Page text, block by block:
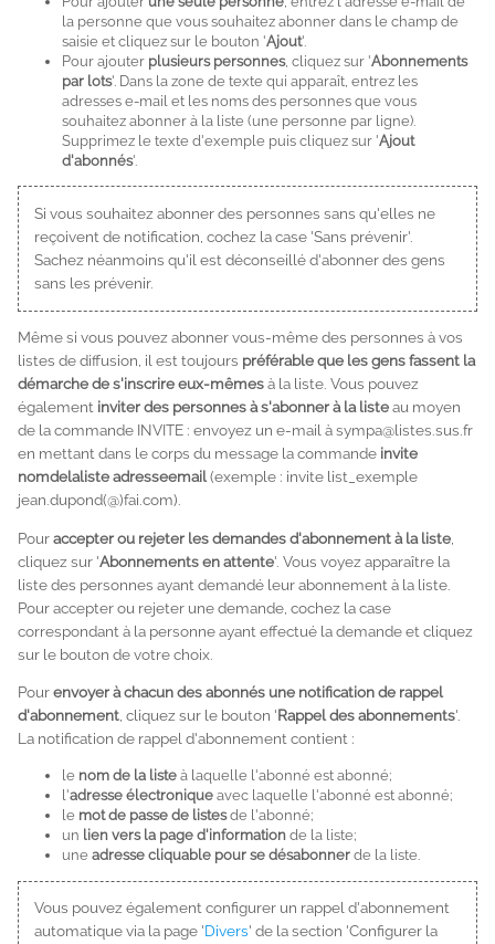
la personne que vous souhaitez abonner dans le champ de
saisie et cliquez sur le bouton 'Ajout'.
Pour ajouter plusieurs personnes, cliquez sur 'Abonnements
par lots'. Dans la zone de texte qui apparaît, entrez les
adresses e-mail et les noms des personnes que vous
souhaitez abonner à la liste (une personne par ligne).
Supprimez le texte d'exemple puis cliquez sur 'Ajout
d'abonnés'.
Si vous souhaitez abonner des personnes sans qu'elles ne
reçoivent de notification, cochez la case 'Sans prévenir'.
Sachez néanmoins qu'il est déconseillé d'abonner des gens
sans les prévenir.
Même si vous pouvez abonner vous-même des personnes à vos
listes de diffusion, il est toujours préférable que les gens fassent la
démarche de s'inscrire eux-mêmesà la liste. Vous pouvez
également inviter des personnes à s'abonner à la listeau moyen
de la commande INVITE : envoyez un e-mail à sympa@listes.sus.fr
en mettant dans le corps du message la commande invite
nomdelaliste adresseemail(exemple : invite list_exemple
jean.dupond(@)fai.com).
Pouraccepter ou rejeter les demandes d'abonnement à la liste
cliquez sur 'Abonnements en attente'. Vous voyez apparaître la
liste des personnes ayant demandé leur abonnement à la liste.
Pour accepter ou rejeter une demande, cochez la case
correspondant à la personne ayant effectué la demande et cliquez
sur le bouton de votre choix.
Pourenvoyer à chacun des abonnés une notification de rappel
d'abonnement, cliquez sur le bouton 'Rappel des abonnements'.
La notification de rappel d'abonnement contient :
le nom de la liste à laquelle l'abonné est abonné;
l'adresse électronique avec laquelle l'abonné est abonné;
le mot de passe de listesde l'abonné;
un lien vers la page d'information de la liste;
une adresse cliquable pour se désabonner de la liste.
Vous pouvez également configurer un rappel d'abonnement
automatique via la page 'Divers' de la section 'Configurer la